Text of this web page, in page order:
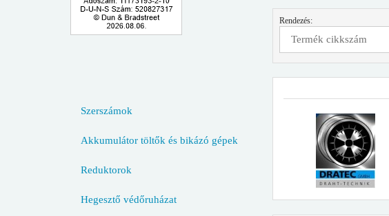
Rendezés:
Szerszámok
Akkumulátor töltők és bikázó gépek
Reduktorok
Hegesztő védőruházat